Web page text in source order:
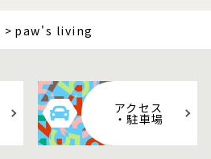
paw's living
アクセス
・駐車場